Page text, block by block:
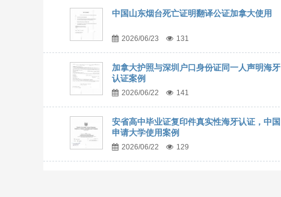
中国山东烟台死亡证明翻译公证加拿大使用
2026/06/23 131
加拿大护照与深圳户口身份证同一人声明海牙
认证案例
2026/06/22 141
安省高中毕业证复印件真实性海牙认证，中国
申请大学使用案例
2026/06/22 129